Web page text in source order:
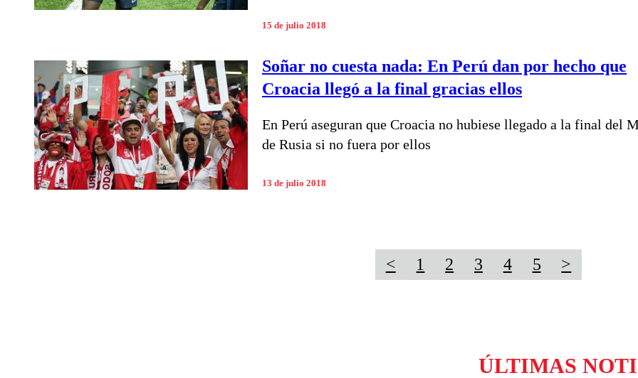
15 de julio 2018
Soñar no cuesta nada: En Perú dan por hecho que
Croacia llegó a la final gracias ellos
En Perú aseguran que Croacia no hubiese llegado a la final del
de Rusia si no fuera por ellos
13 de julio 2018
< 1 2 3 4 5 >
ÚLTIMAS